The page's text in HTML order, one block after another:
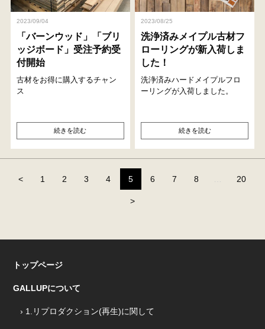
2023/09/04
「バーンウッド」「ブリ
ッジボード」受注予約受
付開始
古材をお得に購入するチャン
ス
続きを読む
2023/08/25
洗浄済みメイプル古材フ
ローリングが新入荷しま
した！
洗浄済みハードメイプルフロ
ーリングが入荷しました。
続きを読む
< 1 2 3 4 5（こ
の
ペ
6 7 8 20
>
トップページ
GALLUPについて
› 1.リプロダクション(再生)に関して